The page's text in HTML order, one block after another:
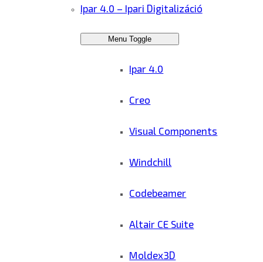
Ipar 4.0 – Ipari Digitalizáció
Menu Toggle
Ipar 4.0
Creo
Visual Components
Windchill
Codebeamer
Altair CE Suite
Moldex3D